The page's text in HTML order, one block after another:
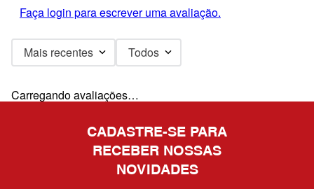
Faça login para escrever uma avaliação.
Mais recentes Todos
Carregando avaliações…
CADASTRE-SE PARA
RECEBER NOSSAS
NOVIDADES